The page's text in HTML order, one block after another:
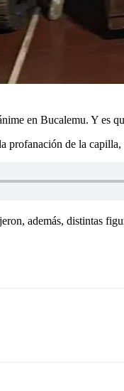
en Bucalemu. Y es
profanación de la
además, distintas